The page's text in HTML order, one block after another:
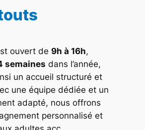
ouvert de9h à 16h,
semaines dans l’année,
un accueil structuré et
une équipe dédiée et un
adapté, nous offrons
personnalisé et